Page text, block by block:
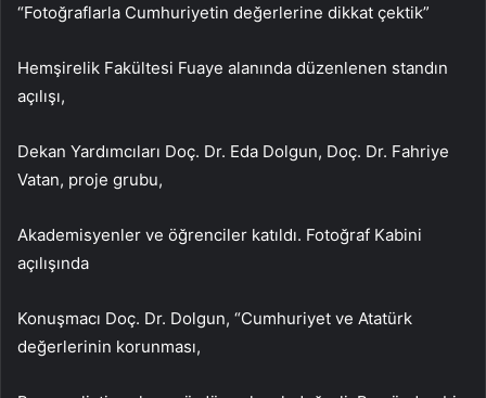
“Fotoğraflarla Cumhuriyetin değerlerine dikkat çektik”
Hemşirelik Fakültesi Fuaye alanında düzenlenen standın
açılışı,
Dekan Yardımcıları Doç. Dr. Eda Dolgun, Doç. Dr. Fahriye
Vatan, proje grubu,
Akademisyenler ve öğrenciler katıldı. Fotoğraf Kabini
açılışında
Konuşmacı Doç. Dr. Dolgun, “Cumhuriyet ve Atatürk
değerlerinin korunması,